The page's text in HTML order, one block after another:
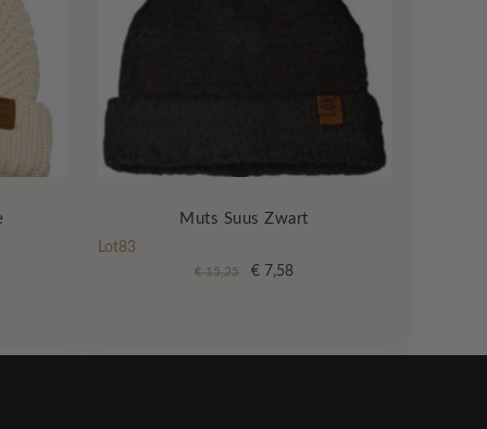
Muts Suus Zwart
Lot83
€15,25
Oorspronkelijke
€ 7,58Huidige